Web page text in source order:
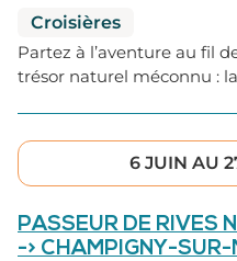
Croisières
Partez à l’aventure au fil
trésor naturel méconnu :
6 JUIN AU
PASSEUR DE RIVES
-> CHAMPIGNY-SUR-